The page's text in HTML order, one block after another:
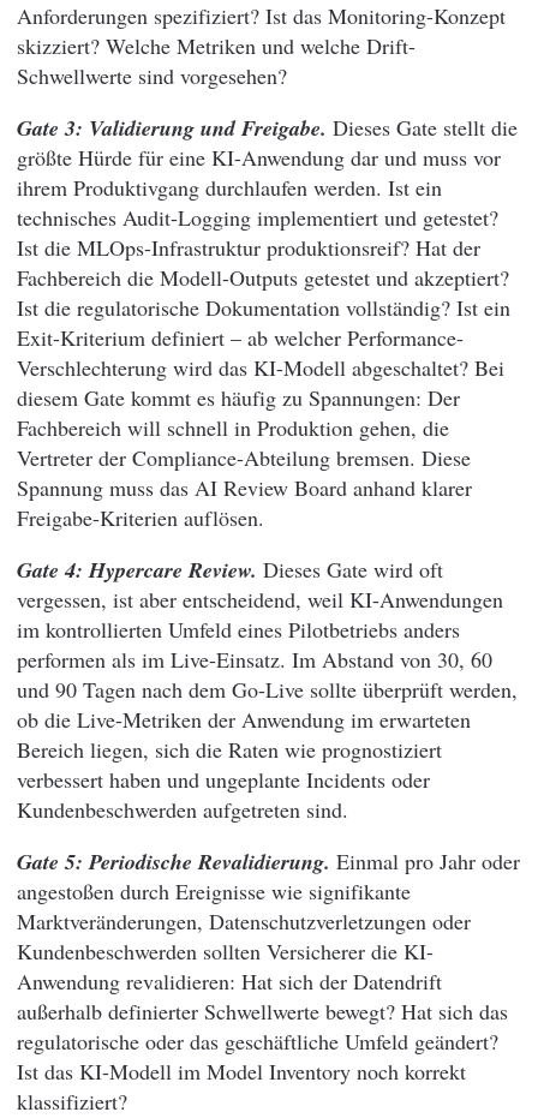
Anforderungen spezifiziert? Ist das Monitoring-Konzept
skizziert? Welche Metriken und welche Drift-
Schwellwerte sind vorgesehen?
Gate 3: Validierung und Freigabe. Dieses Gate stellt die
größte Hürde für eine KI-Anwendung dar und muss vor
ihrem Produktivgang durchlaufen werden. Ist ein
technisches Audit-Logging implementiert und getestet?
Ist die MLOps-Infrastruktur produktionsreif? Hat der
Fachbereich die Modell-Outputs getestet und akzeptiert?
Ist die regulatorische Dokumentation vollständig? Ist ein
Exit-Kriterium definiert – ab welcher Performance-
Verschlechterung wird das KI-Modell abgeschaltet? Bei
diesem Gate kommt es häufig zu Spannungen: Der
Fachbereich will schnell in Produktion gehen, die
Vertreter der Compliance-Abteilung bremsen. Diese
Spannung muss das AI Review Board anhand klarer
Freigabe-Kriterien auflösen.
Gate 4: Hypercare Review. Dieses Gate wird oft
vergessen, ist aber entscheidend, weil KI-Anwendungen
im kontrollierten Umfeld eines Pilotbetriebs anders
performen als im Live-Einsatz. Im Abstand von 30, 60
und 90 Tagen nach dem Go-Live sollte überprüft werden,
ob die Live-Metriken der Anwendung im erwarteten
Bereich liegen, sich die Raten wie prognostiziert
verbessert haben und ungeplante Incidents oder
Kundenbeschwerden aufgetreten sind.
Gate 5: Periodische Revalidierung. Einmal pro Jahr oder
angestoßen durch Ereignisse wie signifikante
Marktveränderungen, Datenschutzverletzungen oder
Kundenbeschwerden sollten Versicherer die KI-
Anwendung revalidieren: Hat sich der Datendrift
außerhalb definierter Schwellwerte bewegt? Hat sich das
regulatorische oder das geschäftliche Umfeld geändert?
Ist das KI-Modell im Model Inventory noch korrekt
klassifiziert?